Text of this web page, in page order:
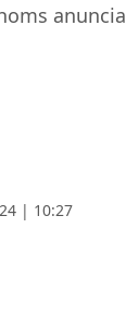
| 10:27